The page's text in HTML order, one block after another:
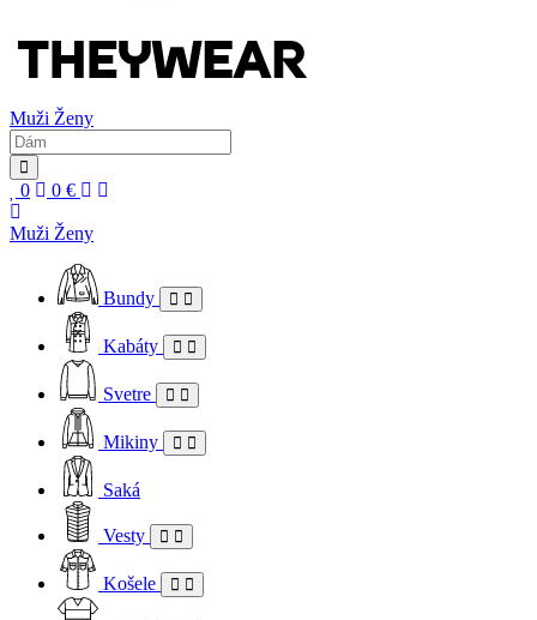
Muži Ženy
0 0 €
Muži Ženy
Bundy
Kabáty
Svetre
Mikiny
Saká
Vesty
Košele